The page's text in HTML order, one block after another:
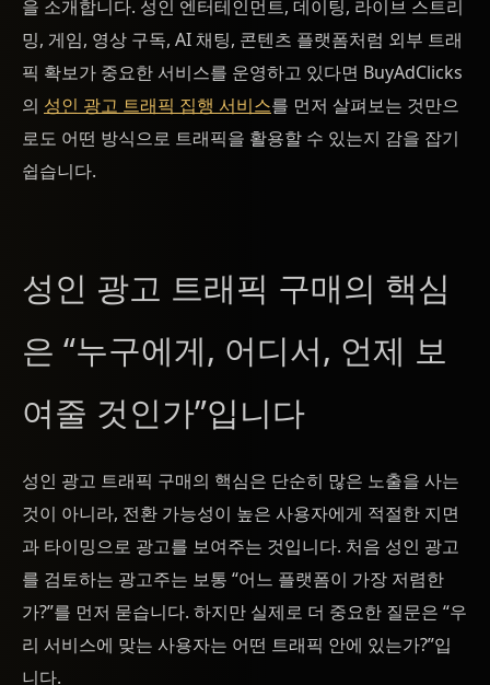
을 소개합니다. 성인 엔터테인먼트, 데이팅, 라이브 스트리
밍, 게임, 영상 구독, AI 채팅, 콘텐츠 플랫폼처럼 외부 트래
픽 확보가 중요한 서비스를 운영하고 있다면 BuyAdClicks
의 성인 광고 트래픽 집행 서비스를 먼저 살펴보는 것만으
로도 어떤 방식으로 트래픽을 활용할 수 있는지 감을 잡기
쉽습니다.
성인 광고 트래픽 구매의 핵심
은 “누구에게, 어디서, 언제 보
여줄 것인가”입니다
성인 광고 트래픽 구매의 핵심은 단순히 많은 노출을 사는
것이 아니라, 전환 가능성이 높은 사용자에게 적절한 지면
과 타이밍으로 광고를 보여주는 것입니다. 처음 성인 광고
를 검토하는 광고주는 보통 “어느 플랫폼이 가장 저렴한
가?”를 먼저 묻습니다. 하지만 실제로 더 중요한 질문은 “우
리 서비스에 맞는 사용자는 어떤 트래픽 안에 있는가?”입
니다.